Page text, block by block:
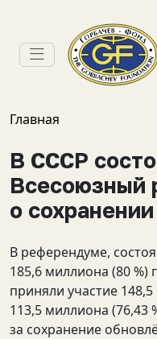
Главная
В СССР
Всесоюзный
о
В референдуме,
185,6 миллиона (80 %)
приняли участие
113,5 миллиона (76,43
за сохранение